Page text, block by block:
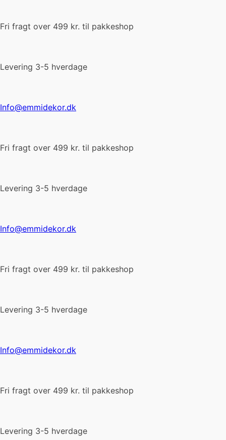
Fri fragt over 499 kr. til pakkeshop
Levering 3-5 hverdage
Info@emmidekor.dk
Fri fragt over 499 kr. til pakkeshop
Levering 3-5 hverdage
Info@emmidekor.dk
Fri fragt over 499 kr. til pakkeshop
Levering 3-5 hverdage
Info@emmidekor.dk
Fri fragt over 499 kr. til pakkeshop
Levering 3-5 hverdage